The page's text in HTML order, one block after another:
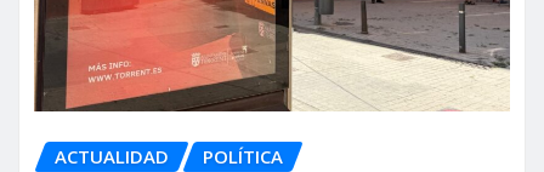
ACTUALIDAD POLÍTICA